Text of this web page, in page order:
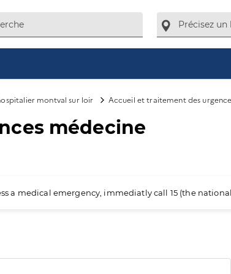
montval sur loir Accueil et traitement des
médecine
a medical emergency, immediatly call 15 (the